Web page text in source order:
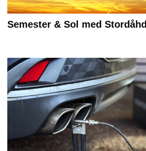
Semester & Sol med Stordåhd